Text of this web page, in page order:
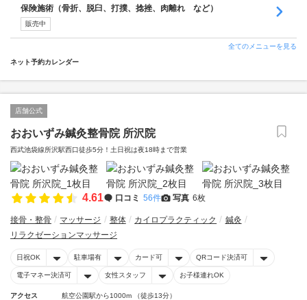
保険施術（骨折、脱臼、打撲、捻挫、肉離れ など）
販売中
全てのメニューを見る
ネット予約カレンダー
店舗公式
おおいずみ鍼灸整骨院 所沢院
西武池袋線所沢駅西口徒歩5分！土日祝は夜18時まで営業
4.61 口コミ 56件 写真 6枚
接骨・整骨 マッサージ 整体 カイロプラクティック
鍼灸
リラクゼーションマッサージ
日祝OK 駐車場有 カード可 QRコード決済可
電子マネー決済可 女性スタッフ お子様連れOK
アクセス
航空公園駅から1000m （徒歩13分）